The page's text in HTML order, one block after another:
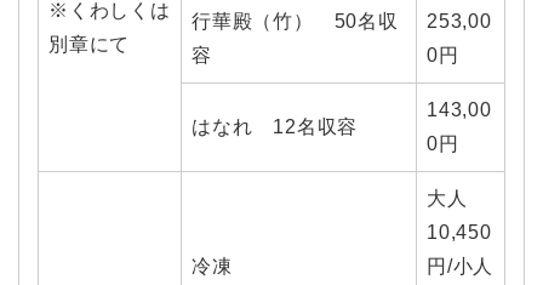
※くわしくは
別章にて
行華殿（竹） 50名収
容
253,00
0円
はなれ 12名収容
143,00
0円
冷凍
大人
10,450
円/小人